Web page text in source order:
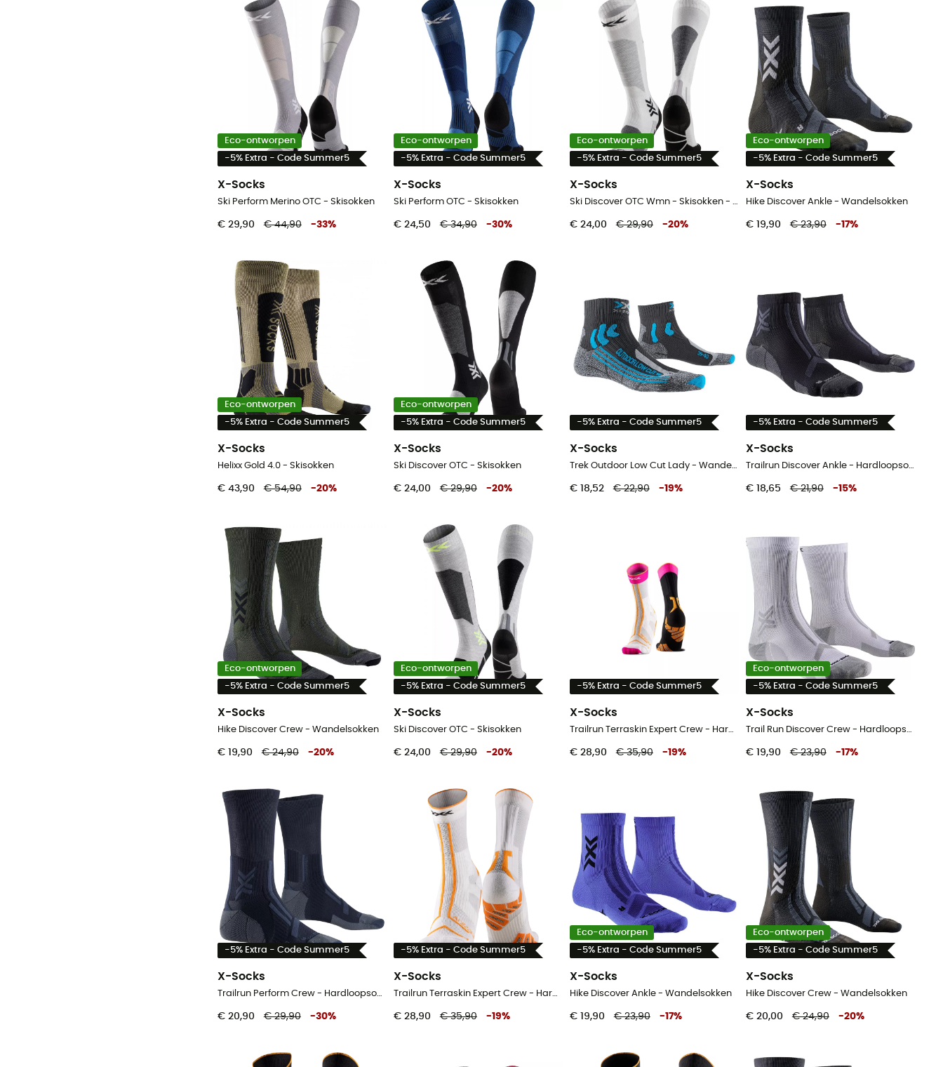
Eco-ontworpen
-5% Extra - Code Summer5
X-Socks
Ski Perform Merino OTC - Skisokken
€ 29,90 € 44,90 -33%
Eco-ontworpen
-5% Extra - Code Summer5
X-Socks
Ski Perform OTC - Skisokken
€ 24,50 € 34,90 -30%
Eco-ontworpen
-5% Extra - Code Summer5
X-Socks
Ski Discover OTC Wmn - Skisokken - Dames
€ 24,00 € 29,90 -20%
Eco-ontworpen
-5% Extra - Code Summer5
X-Socks
Hike Discover Ankle - Wandelsokken
€ 19,90 € 23,90 -17%
Eco-ontworpen
-5% Extra - Code Summer5
X-Socks
Helixx Gold 4.0 - Skisokken
€ 43,90 € 54,90 -20%
Eco-ontworpen
-5% Extra - Code Summer5
X-Socks
Ski Discover OTC - Skisokken
€ 24,00 € 29,90 -20%
-5% Extra - Code Summer5
X-Socks
Trek Outdoor Low Cut Lady - Wandelsokken - Dames
€ 18,52 € 22,90 -19%
-5% Extra - Code Summer5
X-Socks
Trailrun Discover Ankle - Hardloopsokken
€ 18,65 € 21,90 -15%
Eco-ontworpen
-5% Extra - Code Summer5
X-Socks
Hike Discover Crew - Wandelsokken
€ 19,90 € 24,90 -20%
Eco-ontworpen
-5% Extra - Code Summer5
X-Socks
Ski Discover OTC - Skisokken
€ 24,00 € 29,90 -20%
-5% Extra - Code Summer5
X-Socks
Trailrun Terraskin Expert Crew - Hardloopsokken
€ 28,90 € 35,90 -19%
Eco-ontworpen
-5% Extra - Code Summer5
X-Socks
Trail Run Discover Crew - Hardloopsokken
€ 19,90 € 23,90 -17%
-5% Extra - Code Summer5
X-Socks
Trailrun Perform Crew - Hardloopsokken
€ 20,90 € 29,90 -30%
-5% Extra - Code Summer5
X-Socks
Trailrun Terraskin Expert Crew - Hardloopsokken
€ 28,90 € 35,90 -19%
Eco-ontworpen
-5% Extra - Code Summer5
X-Socks
Hike Discover Ankle - Wandelsokken
€ 19,90 € 23,90 -17%
Eco-ontworpen
-5% Extra - Code Summer5
X-Socks
Hike Discover Crew - Wandelsokken
€ 20,00 € 24,90 -20%